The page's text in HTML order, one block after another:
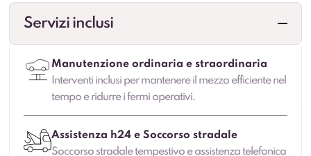
Servizi inclusi
Manutenzione ordinaria e straordinaria
Interventi inclusi per mantenere il mezzo efficiente nel
tempo e ridurre i fermi operativi.
Assistenza h24 e Soccorso stradale
Soccorso stradale tempestivo e assistenza telefonica